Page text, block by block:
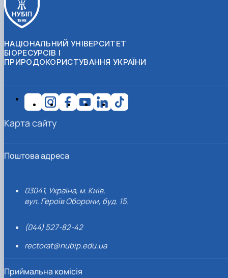
НАЦІОНАЛЬНИЙ УНІВЕРСИТЕТ
БІОРЕСУРСІВ І
ПРИРОДОКОРИСТУВАННЯ УКРАЇНИ
Поштова адреса
03041, Україна, м. Київ,
вул. Героїв Оборони, буд. 15.
(044) 527-82-42
rectorat@nubip.edu.ua
Приймальна комісія
Карта сайту